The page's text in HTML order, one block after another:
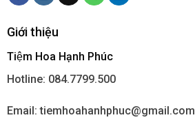
Giới thiệu
Tiệm Hoa Hạnh Phúc
Hotline: 084.7799.500
Email: tiemhoahanhphuc@gmail.com